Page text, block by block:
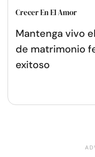
Crecer En El Amor
Mantenga vivo
de matrimonio
exitoso